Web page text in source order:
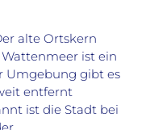
alte Ortskern
ist ein
Umgebung gibt es
entfernt
ist die Stadt bei